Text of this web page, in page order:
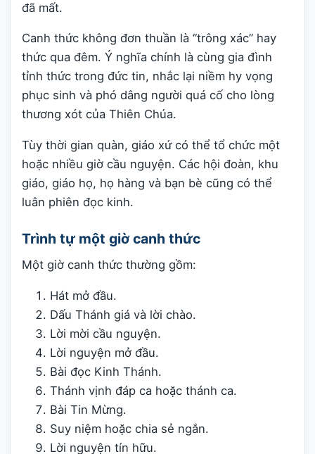
đã mất.
Canh thức không đơn thuần là “trông xác” hay
thức qua đêm. Ý nghĩa chính là cùng gia đình
tỉnh thức trong đức tin, nhắc lại niềm hy vọng
phục sinh và phó dâng người quá cố cho lòng
thương xót của Thiên Chúa.
Tùy thời gian quàn, giáo xứ có thể tổ chức một
hoặc nhiều giờ cầu nguyện. Các hội đoàn, khu
giáo, giáo họ, họ hàng và bạn bè cũng có thể
luân phiên đọc kinh.
Trình tự một giờ canh thức
Một giờ canh thức thường gồm:
Hát mở đầu.
Dấu Thánh giá và lời chào.
Lời mời cầu nguyện.
Lời nguyện mở đầu.
Bài đọc Kinh Thánh.
Thánh vịnh đáp ca hoặc thánh ca.
Bài Tin Mừng.
Suy niệm hoặc chia sẻ ngắn.
Lời nguyện tín hữu.